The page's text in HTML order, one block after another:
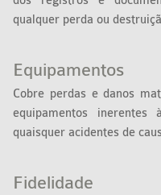
qualquer perda ou
Equipamentos
Cobre perdas e danos
equipamentos
quaisquer acidentes de
Fidelidade